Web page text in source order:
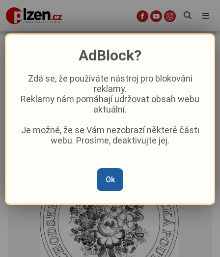
Pamětní medaile Chodských
slavností letos zdobí tradiční
chodský květ
Aktuality Z kraje
Anna Raková –10. 7. 2025|15:43
AdBlock?
Zdá se, že používáte nástroj pro blokování
reklamy.
Reklamy nám pomáhají udržovat obsah webu
aktuální.
Je možné, že se Vám nezobrazí některé části
webu. Prosíme, deaktivujte jej.
Ok